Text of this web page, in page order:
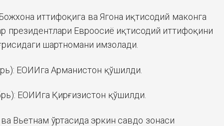
иттифоқига ва Ягона иқтисодий маконга
президентлари Евроосиё иқтисодий иттифоқини
шартномани имзолади.
ЕОИИга Арманистон қўшилди.
ЕОИИга Қирғизистон қўшилди.
Вьетнам ўртасида эркин савдо зонаси